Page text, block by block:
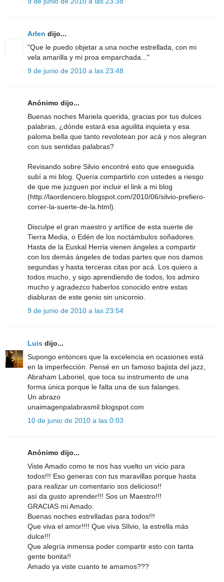
Arlen dijo...
"Que le puedo objetar a una noche estrellada, con mi
vela amarilla y mi proa emparchada..."
9 de junio de 2010 a las 23:48
Anónimo dijo...
Buenas noches Mariela querida, gracias por tus dulces
palabras, ¿dónde estará esa aguilita inquieta y esa
paloma bella que tanto revolotean por acá y nos alegran
con sus sentidas palabras?
Revisando sobre Silvio encontré esto que enseguida
subí a mi blog. Quería compartirlo con ustedes a riesgo
de que me juzguen por incluir el link a mi blog
(http://laordencero.blogspot.com/2010/06/silvio-prefiero-
correr-la-suerte-de-la.html).
Disculpe el gran maestro y artífice de esta suerte de
Tierra Media, o Edén de los noctámbulos soñadores.
Hasta de la Euskal Herria vienen ángeles a compartir
con los demás ángeles de todas partes que nos damos
segundas y hasta terceras citas por acá. Los quiero a
todos mucho, y sigo aprendiendo de todos, los admiro
mucho y agradezco haberlos conocido entre estas
diabluras de este genio sin unicornio.
9 de junio de 2010 a las 23:54
Luis dijo...
Supongo entonces que la excelencia en ocasiones está
en la imperfección. Pensé en un famoso bajista del jazz,
Abraham Laboriel, que toca su instrumento de una
forma única porque le falta una de sus falanges.
Un abrazo
unaimagenpalabrasmil.blogspot.com
10 de junio de 2010 a las 0:03
Anónimo dijo...
Viste Amado como te nos has vuelto un vicio para
todos!!! Eso generas con tus maravillas porque hasta
para realizar un comentario sos delicioso!!
así da gusto aprender!!! Sos un Maestro!!!
GRACIAS mi Amado.
Buenas noches estrelladas para todos!!!
Que viva el amor!!!! Que viva SIlvio, la estrella más
dulce!!!
Que alegría inmensa poder compartir esto con tanta
gente bonita!!
Amado ya viste cuanto te amamos???